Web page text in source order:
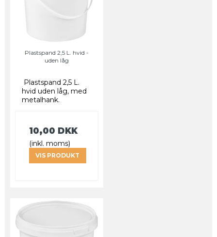
Plastspand 2,5 L. hvid -
uden låg
Plastspand 2,5 L.
hvid uden låg, med
metalhank.
10,00 DKK
(inkl. moms)
VIS PRODUKT